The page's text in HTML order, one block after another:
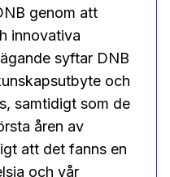
genom att
innovativa
syftar DNB
och
samtidigt som de
åren av
att det fanns en
och vår